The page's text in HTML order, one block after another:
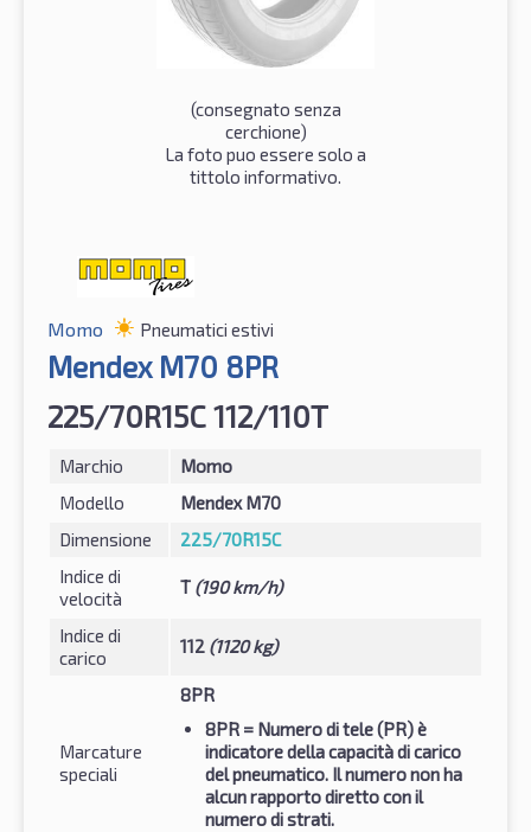
(consegnato senza
cerchione)
La foto puo essere solo a
tittolo informativo.
Momo Pneumatici estivi
Mendex M70 8PR
225/70R15C 112/110T
Marchio
Momo
Modello
Mendex M70
Dimensione
225/70R15C
Indice di
velocità
T (190 km/h)
Indice di
carico
112 (1120 kg)
Marcature
speciali
8PR
8PR = Numero di tele (PR) è
indicatore della capacità di carico
del pneumatico. Il numero non ha
alcun rapporto diretto con il
numero di strati.